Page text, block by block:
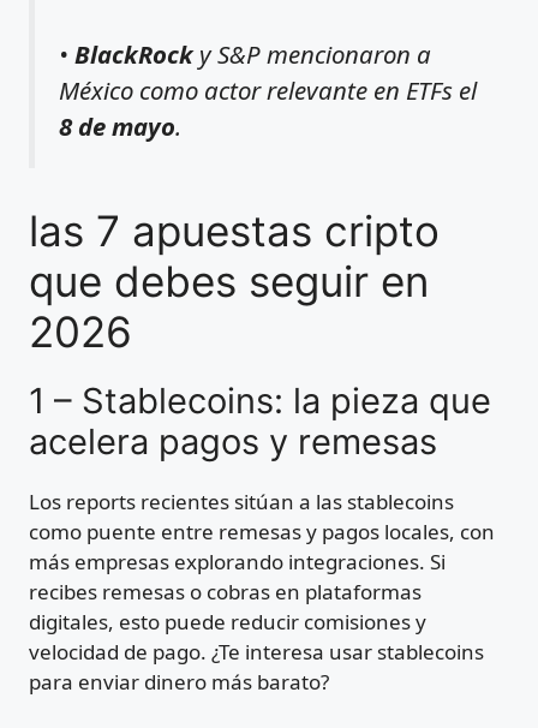
• BlackRocky S&P mencionaron a
México como actor relevante en ETFs el
8 de mayo.
las 7 apuestas cripto
que debes seguir en
2026
1 – Stablecoins: la pieza que
acelera pagos y remesas
Los reports recientes sitúan a las stablecoins
como puente entre remesas y pagos locales, con
más empresas explorando integraciones. Si
recibes remesas o cobras en plataformas
digitales, esto puede reducir comisiones y
velocidad de pago. ¿Te interesa usar stablecoins
para enviar dinero más barato?